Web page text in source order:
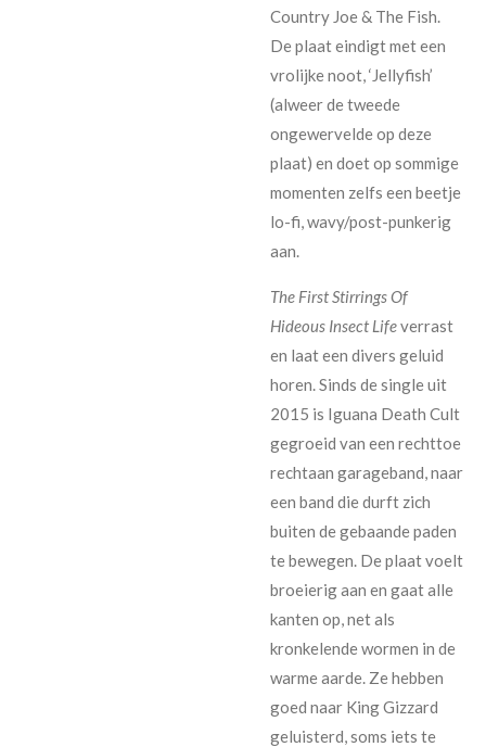
Country Joe & The Fish.
De plaat eindigt met een
vrolijke noot, ‘Jellyfish’
(alweer de tweede
ongewervelde op deze
plaat) en doet op sommige
momenten zelfs een beetje
lo-fi, wavy/post-punkerig
aan.
The First Stirrings Of
Hideous Insect Lifeverrast
en laat een divers geluid
horen. Sinds de single uit
2015 is Iguana Death Cult
gegroeid van een rechttoe
rechtaan garageband, naar
een band die durft zich
buiten de gebaande paden
te bewegen. De plaat voelt
broeierig aan en gaat alle
kanten op, net als
kronkelende wormen in de
warme aarde. Ze hebben
goed naar King Gizzard
geluisterd, soms iets te